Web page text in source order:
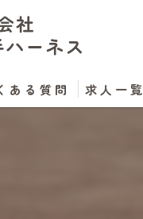
ある質問 求人一覧